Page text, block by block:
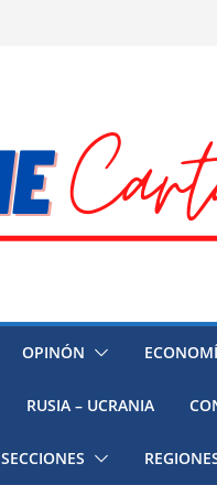
OPINÓN
RUSIA – UCRANIA
SECCIONES